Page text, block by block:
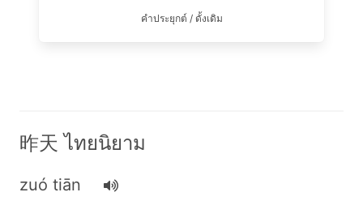
คำประยุกต์ / ดั้งเดิม
昨天 ไทยนิยาม
zuó tiān